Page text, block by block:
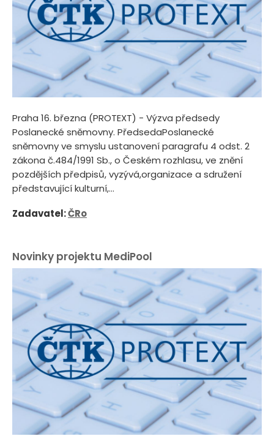
Praha 16. března (PROTEXT) - Výzva předsedy
Poslanecké sněmovny. PředsedaPoslanecké
sněmovny ve smyslu ustanovení paragrafu 4 odst. 2
zákona č.484/1991 Sb., o Českém rozhlasu, ve znění
pozdějších předpisů, vyzývá,organizace a sdružení
představující kulturní,...
Zadavatel:ČRo
Novinky projektu MediPool